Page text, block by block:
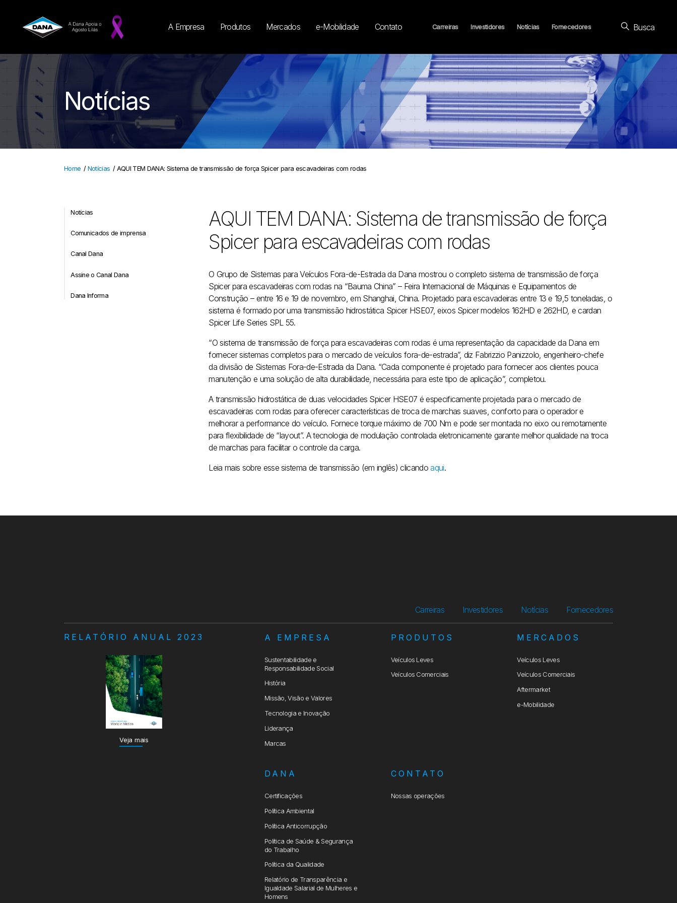
A Empresa Produtos Mercados e-Mobilidade Contato Carreiras Investidores Notícias Fornecedores Busca
Notícias
Home / Notícias / AQUI TEM DANA: Sistema de transmissão de força Spicer para escavadeiras com rodas
Notícias
Comunicados de imprensa
Canal Dana
Assine o Canal Dana
Dana Informa
AQUI TEM DANA: Sistema de transmissão de força
Spicer para escavadeiras com rodas
O Grupo de Sistemas para Veículos Fora-de-Estrada da Dana mostrou o completo sistema de transmissão de força
Spicer para escavadeiras com rodas na “Bauma China” – Feira Internacional de Máquinas e Equipamentos de
Construção – entre 16 e 19 de novembro, em Shanghai, China. Projetado para escavadeiras entre 13 e 19,5 toneladas, o
sistema é formado por uma transmissão hidrostática Spicer HSE07, eixos Spicer modelos 162HD e 262HD, e cardan
Spicer Life Series SPL 55.
“O sistema de transmissão de força para escavadeiras com rodas é uma representação da capacidade da Dana em
fornecer sistemas completos para o mercado de veículos fora-de-estrada”, diz Fabrizzio Panizzolo, engenheiro-chefe
da divisão de Sistemas Fora-de-Estrada da Dana. “Cada componente é projetado para fornecer aos clientes pouca
manutenção e uma solução de alta durabilidade, necessária para este tipo de aplicação”, completou.
A transmissão hidrostática de duas velocidades Spicer HSE07 é especificamente projetada para o mercado de
escavadeiras com rodas para oferecer características de troca de marchas suaves, conforto para o operador e
melhorar a performance do veículo. Fornece torque máximo de 700 Nm e pode ser montada no eixo ou remotamente
para flexibilidade de “layout”. A tecnologia de modulação controlada eletronicamente garante melhor qualidade na troca
de marchas para facilitar o controle da carga.
Leia mais sobre esse sistema de transmissão (em inglês) clicando aqui.
Carreiras Investidores Notícias Fornecedores
RELATÓRIO ANUAL 2023
Veja mais
A EMPRESA
Sustentabilidade e
Responsabilidade Social
História
Missão, Visão e Valores
Tecnologia e Inovação
Liderança
Marcas
PRODUTOS
Veículos Leves
Veículos Comerciais
MERCADOS
Veículos Leves
Veículos Comerciais
Aftermarket
e-Mobilidade
DANA
Certificações
Política Ambiental
Política Anticorrupção
Política de Saúde & Segurança
do Trabalho
Política da Qualidade
Relatório de Transparência e
Igualdade Salarial de Mulheres e
Homens
CONTATO
Nossas operações